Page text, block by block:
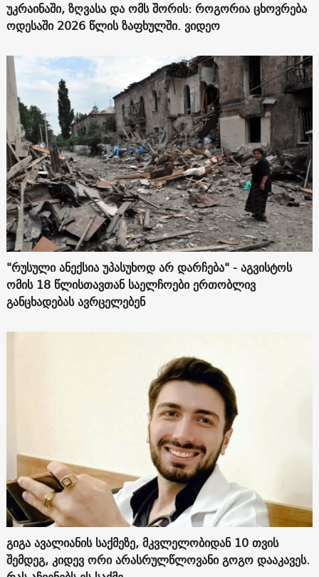
უკრაინაში, ზღვასა და ომს შორის: როგორია ცხოვრება
ოდესაში 2026 წლის ზაფხულში. ვიდეო
"რუსული ანექსია უპასუხოდ არ დარჩება" - აგვისტოს
ომის 18 წლისთავთან საელჩოები ერთობლივ
განცხადებას ავრცელებენ
გიგა ავალიანის საქმეზე, მკვლელობიდან 10 თვის
შემდეგ, კიდევ ორი არასრულწლოვანი გოგო დააკავეს.